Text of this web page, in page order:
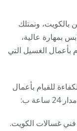
بالكويت، ونمتلك
بمهارة عالية،
الغسيل التي
للقيام بأعمال
ب:
فني غسالات الكويت.